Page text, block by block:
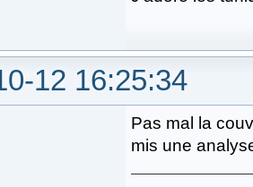
12 16:25:34
Pas mal la
mis une